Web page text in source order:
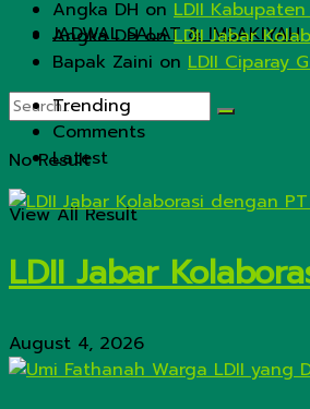
JADWAL SALAT & IMSAKIYAH
No Result
View All Result
Angka DH on LDII
Angka DHonLDII Jabar
Bapak Zaini on LDII Ciparay
Trending
Comments
Latest
LDII Jabar
August 4, 2026